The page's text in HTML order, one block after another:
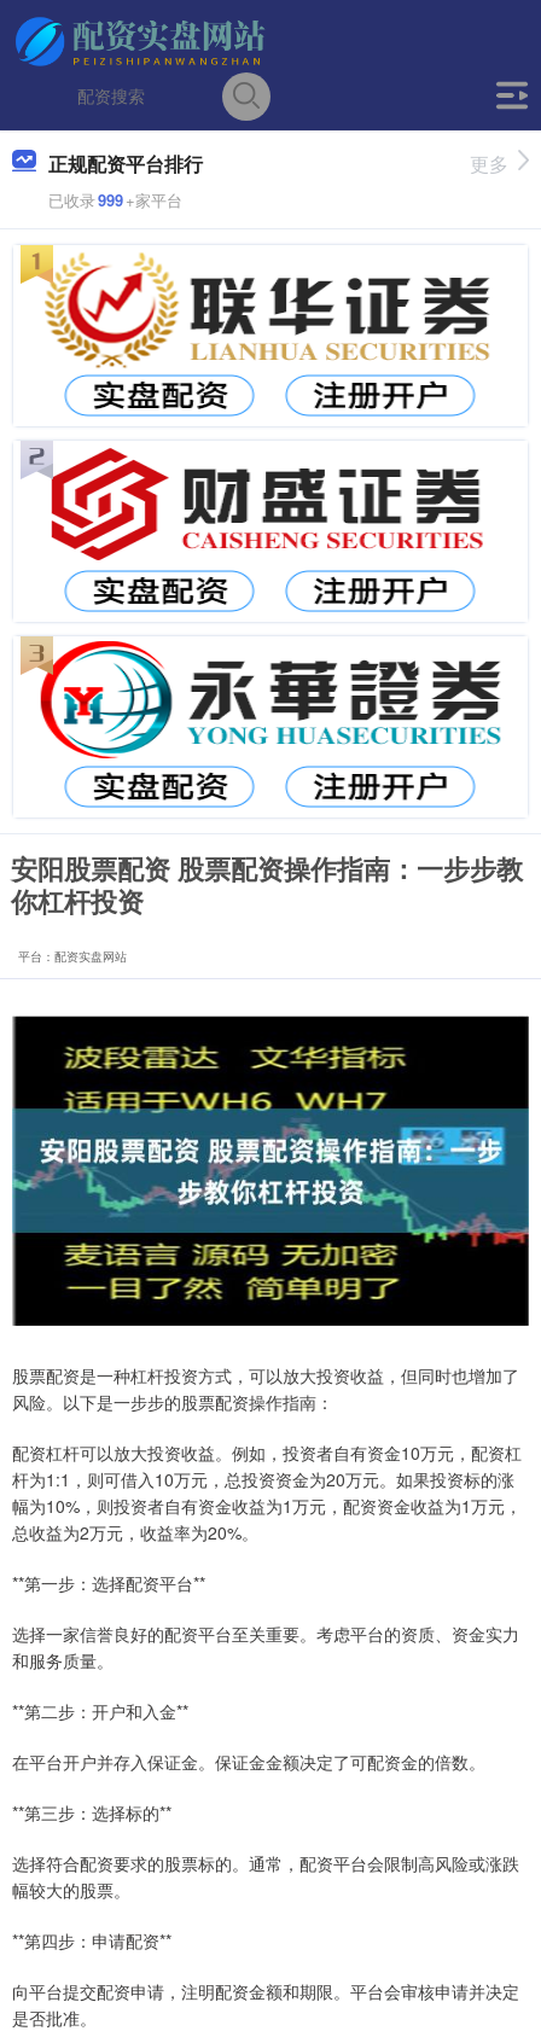
正规配资平台排行
已收录999+家平台
更多
安阳股票配资 股票配资操作指南：一步步教
你杠杆投资
平台：配资实盘网站
股票配资是一种杠杆投资方式，可以放大投资收益，但同时也增加了
风险。以下是一步步的股票配资操作指南：
配资杠杆可以放大投资收益。例如，投资者自有资金10万元，配资杠
杆为1:1，则可借入10万元，总投资资金为20万元。如果投资标的涨
幅为10%，则投资者自有资金收益为1万元，配资资金收益为1万元，
总收益为2万元，收益率为20%。
**第一步：选择配资平台**
选择一家信誉良好的配资平台至关重要。考虑平台的资质、资金实力
和服务质量。
**第二步：开户和入金**
在平台开户并存入保证金。保证金金额决定了可配资金的倍数。
**第三步：选择标的**
选择符合配资要求的股票标的。通常，配资平台会限制高风险或涨跌
幅较大的股票。
**第四步：申请配资**
向平台提交配资申请，注明配资金额和期限。平台会审核申请并决定
是否批准。